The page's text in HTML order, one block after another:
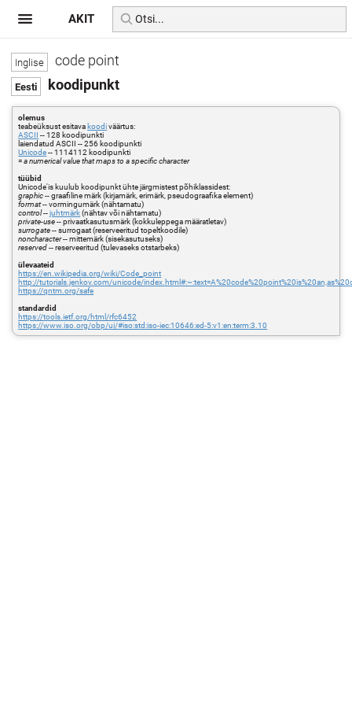
code point
koodipunkt
olemus
teabeüksust esitava koodiväärtus:
ASCII -- 128 koodipunkti
laiendatud ASCII -- 256 koodipunkti
Unicode-- 1114112 koodipunkti
=a numerical value that maps to a specific character
tüübid
Unicode'is kuulub koodipunkt ühte järgmistest põhiklassidest:
graphic-- graafiline märk (kirjamärk, erimärk, pseudograafika element)
format-- vormingumärk (nähtamatu)
control--juhtmärk(nähtav või nähtamatu)
private-use-- privaatkasutusmärk (kokkuleppega määratletav)
surrogate-- surrogaat (reserveeritud topeltkoodile)
noncharacter-- mittemärk (sisekasutuseks)
reserved-- reserveeritud (tulevaseks otstarbeks)
ülevaateid
https://en.wikipedia.org/wiki/Code_point
http://tutorials.jenkov.com/unicode/
https://qntm.org/safe
standardid
https://tools.ietf.org/html/rfc6452
https://www.iso.org/obp/ui/#iso:std:iso-iec:10646:ed-5:v1:en:term:3.10
AKIT